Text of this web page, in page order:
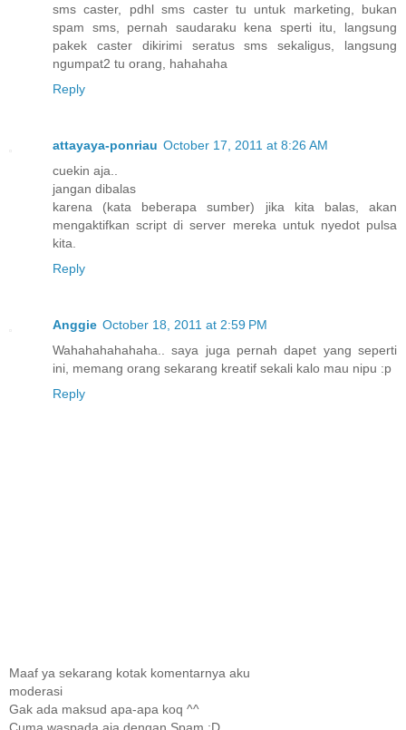
sms caster, pdhl sms caster tu untuk marketing, bukan
spam sms, pernah saudaraku kena sperti itu, langsung
pakek caster dikirimi seratus sms sekaligus, langsung
ngumpat2 tu orang, hahahaha
Reply
attayaya-ponriau October 17, 2011 at 8:26 AM
cuekin aja..
jangan dibalas
karena (kata beberapa sumber) jika kita balas, akan
mengaktifkan script di server mereka untuk nyedot pulsa
kita.
Reply
Anggie October 18, 2011 at 2:59 PM
Wahahahahahaha.. saya juga pernah dapet yang seperti
ini, memang orang sekarang kreatif sekali kalo mau nipu :p
Reply
Maaf ya sekarang kotak komentarnya aku
moderasi
Gak ada maksud apa-apa koq ^^